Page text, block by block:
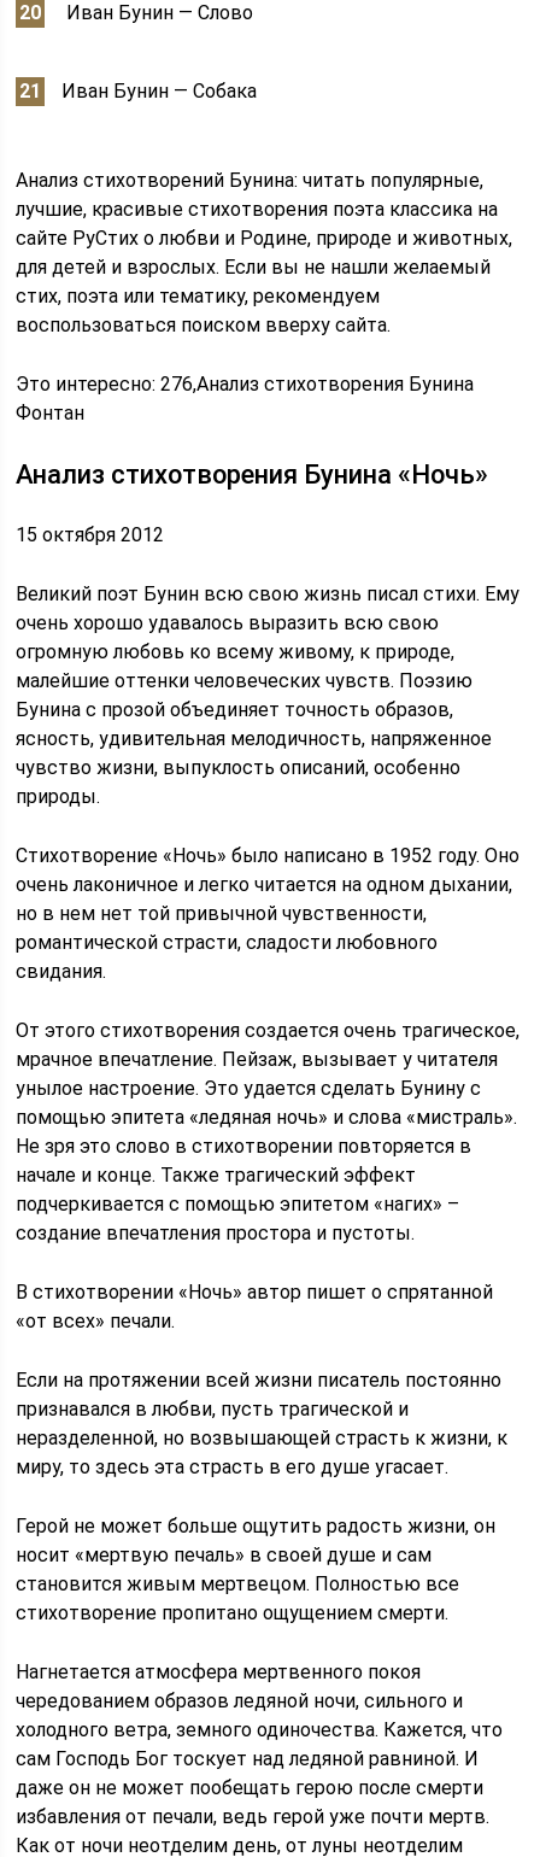
Иван Бунин — Слово
Иван Бунин — Собака
Анализ стихотворений Бунина: читать популярные,
лучшие, красивые стихотворения поэта классика на
сайте РуСтих о любви и Родине, природе и животных,
для детей и взрослых. Если вы не нашли желаемый
стих, поэта или тематику, рекомендуем
воспользоваться поиском вверху сайта.
Это интересно: 276,Анализ стихотворения Бунина
Фонтан
Анализ стихотворения Бунина «Ночь»
15 октября 2012
Великий поэт Бунин всю свою жизнь писал стихи. Ему
очень хорошо удавалось выразить всю свою
огромную любовь ко всему живому, к природе,
малейшие оттенки человеческих чувств. Поэзию
Бунина с прозой объединяет точность образов,
ясность, удивительная мелодичность, напряженное
чувство жизни, выпуклость описаний, особенно
природы.
Стихотворение «Ночь» было написано в 1952 году. Оно
очень лаконичное и легко читается на одном дыхании,
но в нем нет той привычной чувственности,
романтической страсти, сладости любовного
свидания.
От этого стихотворения создается очень трагическое,
мрачное впечатление. Пейзаж, вызывает у читателя
унылое настроение. Это удается сделать Бунину с
помощью эпитета «ледяная ночь» и слова «мистраль».
Не зря это слово в стихотворении повторяется в
начале и конце. Также трагический эффект
подчеркивается с помощью эпитетом «нагих» –
создание впечатления простора и пустоты.
В стихотворении «Ночь» автор пишет о спрятанной
«от всех» печали.
Если на протяжении всей жизни писатель постоянно
признавался в любви, пусть трагической и
неразделенной, но возвышающей страсть к жизни, к
миру, то здесь эта страсть в его душе угасает.
Герой не может больше ощутить радость жизни, он
носит «мертвую печаль» в своей душе и сам
становится живым мертвецом. Полностью все
стихотворение пропитано ощущением смерти.
Нагнетается атмосфера мертвенного покоя
чередованием образов ледяной ночи, сильного и
холодного ветра, земного одиночества. Кажется, что
сам Господь Бог тоскует над ледяной равниной. И
даже он не может пообещать герою после смерти
избавления от печали, ведь герой уже почти мертв.
Как от ночи неотделим день, от луны неотделим